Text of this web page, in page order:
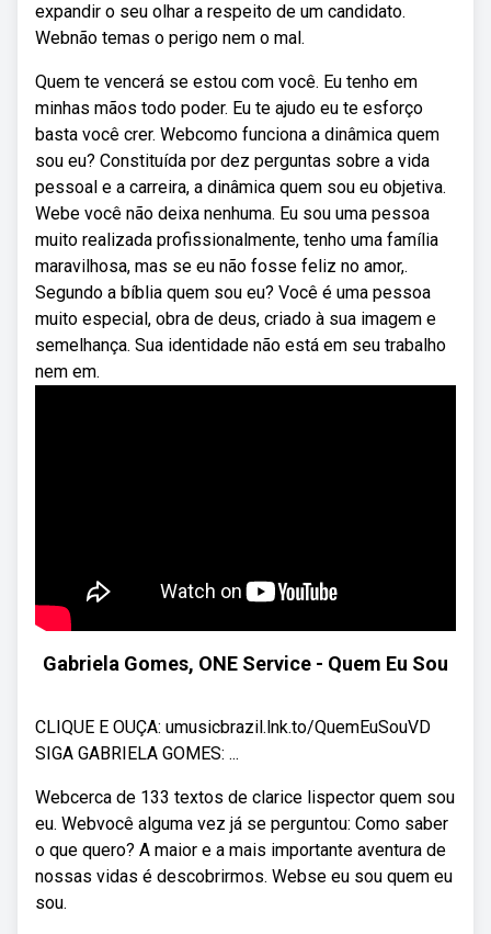
expandir o seu olhar a respeito de um candidato.
Webnão temas o perigo nem o mal.
Quem te vencerá se estou com você. Eu tenho em
minhas mãos todo poder. Eu te ajudo eu te esforço
basta você crer. Webcomo funciona a dinâmica quem
sou eu? Constituída por dez perguntas sobre a vida
pessoal e a carreira, a dinâmica quem sou eu objetiva.
Webe você não deixa nenhuma. Eu sou uma pessoa
muito realizada profissionalmente, tenho uma família
maravilhosa, mas se eu não fosse feliz no amor,.
Segundo a bíblia quem sou eu? Você é uma pessoa
muito especial, obra de deus, criado à sua imagem e
semelhança. Sua identidade não está em seu trabalho
nem em.
Gabriela Gomes, ONE Service - Quem Eu Sou
CLIQUE E OUÇA: umusicbrazil.lnk.to/QuemEuSouVD
SIGA GABRIELA GOMES: ...
Webcerca de 133 textos de clarice lispector quem sou
eu. Webvocê alguma vez já se perguntou: Como saber
o que quero? A maior e a mais importante aventura de
nossas vidas é descobrirmos. Webse eu sou quem eu
sou.